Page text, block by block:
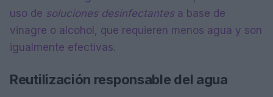
uso de soluciones desinfectantesa base de
vinagre o alcohol, que requieren menos agua y son
igualmente efectivas.
Reutilización responsable del agua